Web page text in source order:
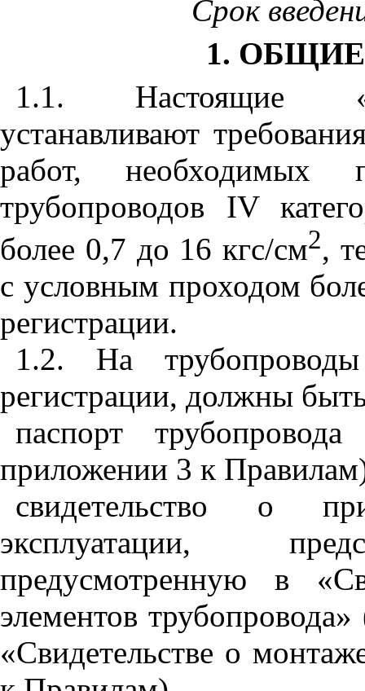
Срок
1.
1.1. Настоящие
устанавливают
работ, необходимых
трубопроводов IV
более 0,7 до 16 кгс/см2,
с условным проходом
регистрации.
1.2. На
регистрации, должны
паспорт
приложении 3 к
свидетельство о
эксплуатации,
предусмотренную в
элементов
«Свидетельстве о